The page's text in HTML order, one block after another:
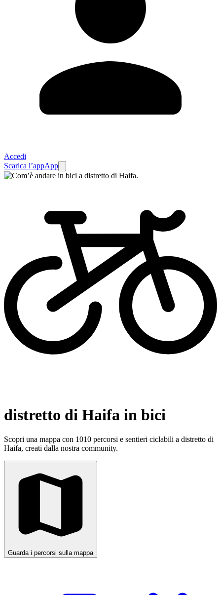
Accedi
Scarica l’appApp
distretto di Haifa in bici
Scopri una mappa con 1010 percorsi e sentieri ciclabili a distretto di
Haifa, creati dalla nostra community.
Guarda i percorsi sulla mappa